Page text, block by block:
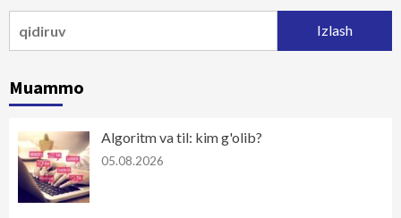
Muammo
Algoritm va til: kim g'olib?
05.08.2026